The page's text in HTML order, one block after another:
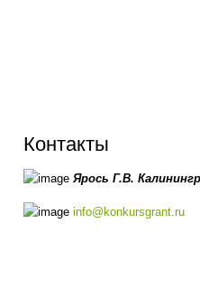
Контакты
Ярось Г.В.
info@konkursgrant.ru